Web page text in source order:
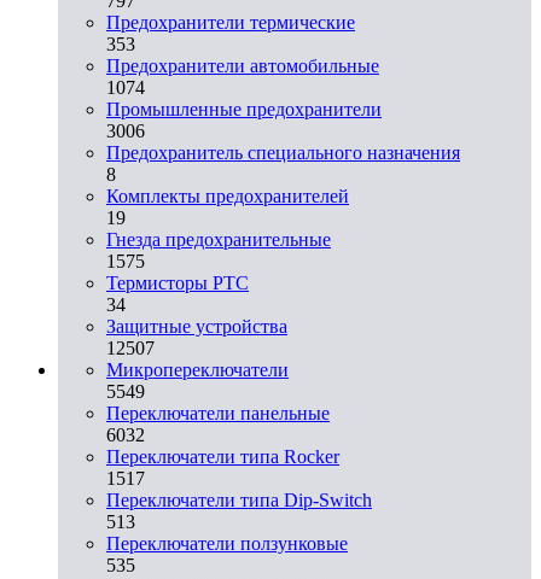
Предохранители термические
353
Предохранители автомобильные
1074
Промышленные предохранители
3006
Предохранитель специального назначения
8
Комплекты предохранителей
19
Гнезда предохранительные
1575
Термисторы PTC
34
Защитные устройства
12507
Микропереключатели
5549
Переключатели панельные
6032
Переключатели типа Rocker
1517
Переключатели типа Dip-Switch
513
Переключатели ползунковые
535